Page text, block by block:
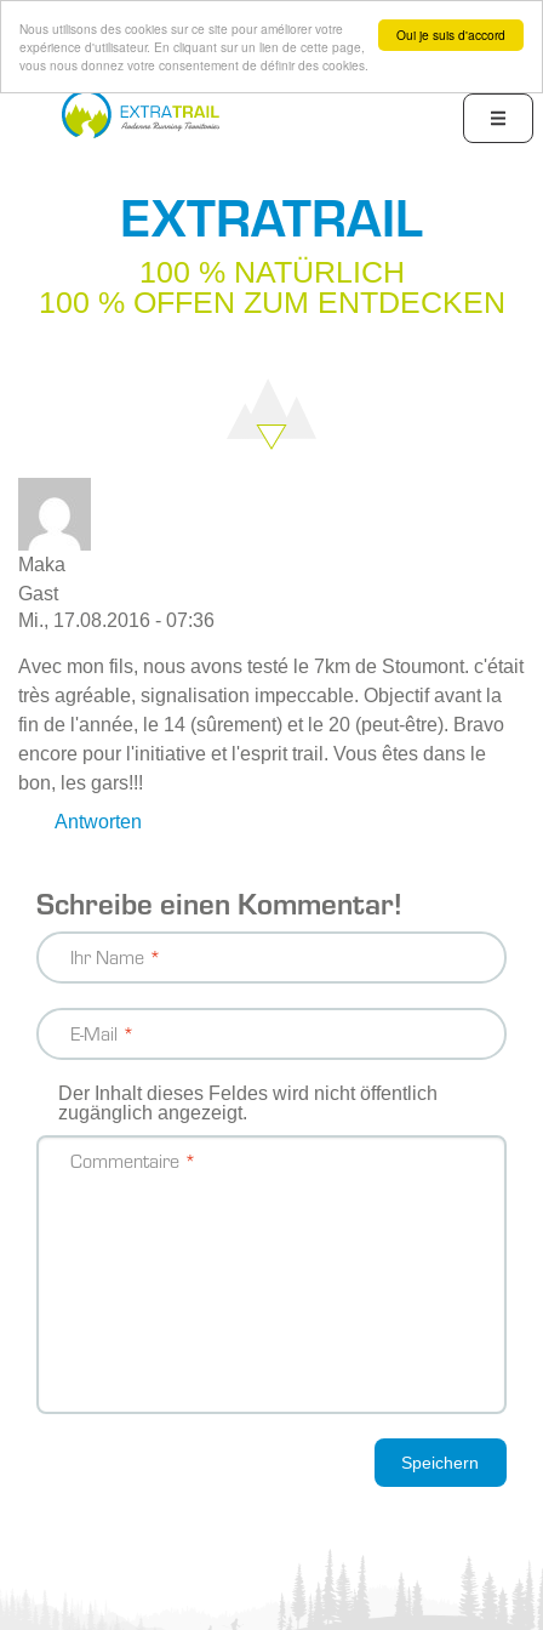
Oui je suis d'accord
Nous utilisons des cookies sur ce site pour améliorer votre
expérience d'utilisateur. En cliquant sur un lien de cette page,
vous nous donnez votre consentement de définir des cookies.
Direkt
Menu
EXTRATRAIL
100 % NATÜRLICH
100 % OFFEN ZUM ENTDECKEN
Maka
Gast
Mi., 17.08.2016 - 07:36
Avec mon fils, nous avons testé le 7km de Stoumont. c'était
très agréable, signalisation impeccable. Objectif avant la
fin de l'année, le 14 (sûrement) et le 20 (peut-être). Bravo
encore pour l'initiative et l'esprit trail. Vous êtes dans le
bon, les gars!!!
Antworten
Schreibe einen Kommentar!
Ihr Name
E-Mail
Der Inhalt dieses Feldes wird nicht öffentlich
zugänglich angezeigt.
Commentaire
Speichern